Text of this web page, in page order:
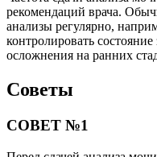
рекомендаций врача.
анализы регулярно,
контролировать
осложнения на ранних
Советы
СОВЕТ №1